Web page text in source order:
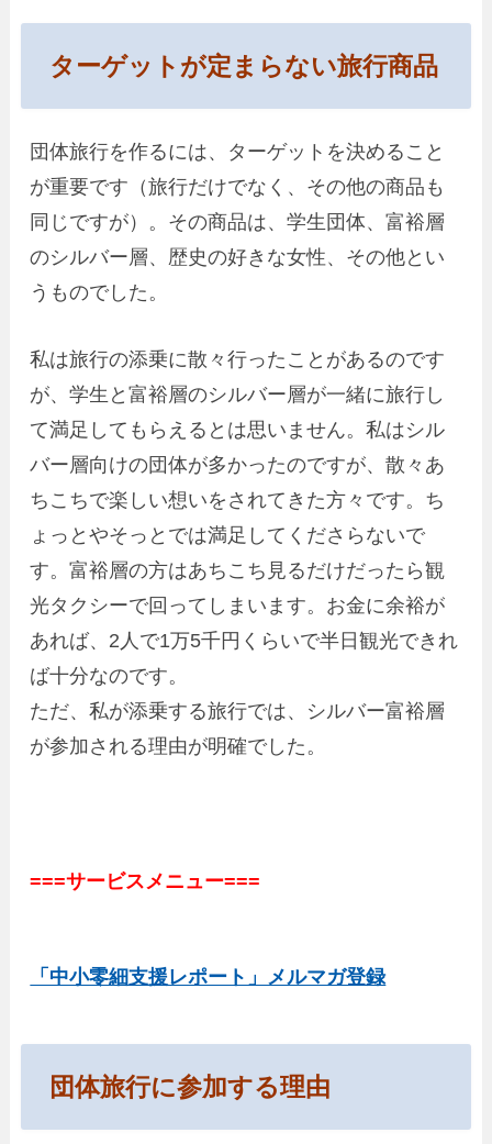
ターゲットが定まらない旅行商品
団体旅行を作るには、ターゲットを決めること
が重要です（旅行だけでなく、その他の商品も
同じですが）。その商品は、学生団体、富裕層
のシルバー層、歴史の好きな女性、その他とい
うものでした。
私は旅行の添乗に散々行ったことがあるのです
が、学生と富裕層のシルバー層が一緒に旅行し
て満足してもらえるとは思いません。私はシル
バー層向けの団体が多かったのですが、散々あ
ちこちで楽しい想いをされてきた方々です。ち
ょっとやそっとでは満足してくださらないで
す。富裕層の方はあちこち見るだけだったら観
光タクシーで回ってしまいます。お金に余裕が
あれば、2人で1万5千円くらいで半日観光できれ
ば十分なのです。
ただ、私が添乗する旅行では、シルバー富裕層
が参加される理由が明確でした。
===サービスメニュー===
「中小零細支援レポート」メルマガ登録
団体旅行に参加する理由